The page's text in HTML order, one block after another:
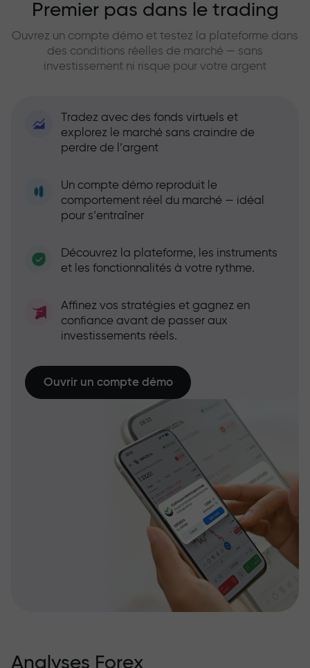
Premier pas dans le trading
Ouvrez un compte démo et testez la plateforme dans
des conditions réelles de marché — sans
investissement ni risque pour votre argent
Tradez avec des fonds virtuels et
explorez le marché sans craindre de
perdre de l’argent
Un compte démo reproduit le
comportement réel du marché — idéal
pour s’entraîner
Découvrez la plateforme, les instruments
et les fonctionnalités à votre rythme.
Affinez vos stratégies et gagnez en
confiance avant de passer aux
investissements réels.
Ouvrir un compte démo
Analyses Forex